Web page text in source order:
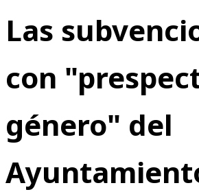
Las
con
género" del